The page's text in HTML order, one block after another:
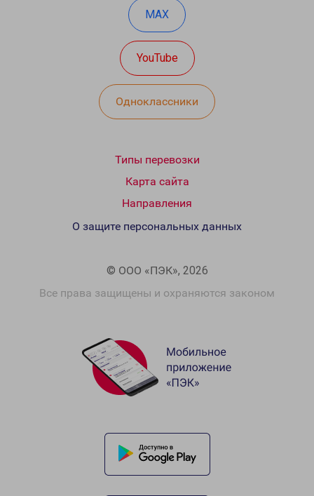
MAX
YouTube
Одноклассники
Типы перевозки
Карта сайта
Направления
© ООО «ПЭК», 2026
Все права защищены и охраняются законом
О защите персональных данных